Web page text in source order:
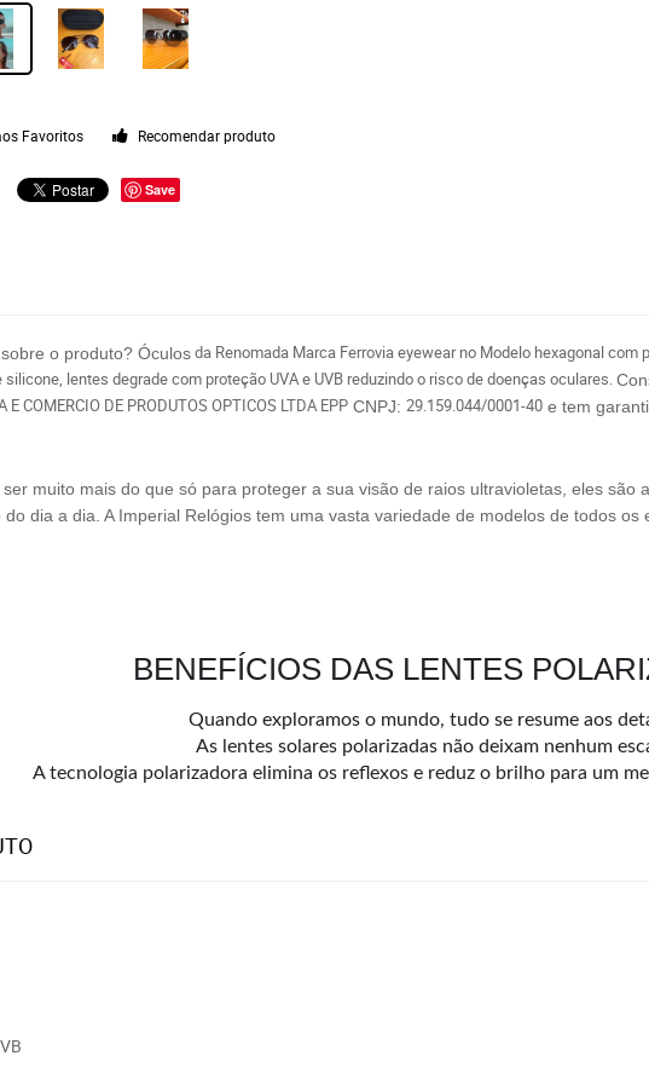
Favoritos Recomendar produto
Save
o produto? Óculosda Renomada Marca Ferrovia eyewear no Modelo hexagonal
lentes degrade com proteção UVA e UVB reduzindo o risco de doenças oculares.C
E COMERCIO DE PRODUTOS OPTICOS LTDA EPP CNPJ: 29.159.044/0001-40 e tem
muito mais do que só para proteger a sua visão de raios ultravioletas, eles
dia a dia. A Imperial Relógios tem uma vasta variedade de modelos de todos
BENEFÍCIOS DAS LENTES
Quando exploramos o mundo, tudo se resume aos
As lentes solares polarizadas não deixam nenhum
A tecnologia polarizadora elimina os reflexos e reduz o brilho para um